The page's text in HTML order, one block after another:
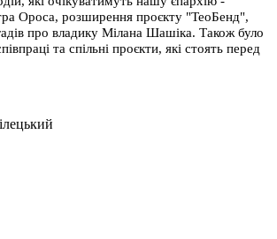
Ороса, розширення проєкту "ТеоБенд",
про владику Мілана Шашіка. Також було
та спільні проєкти, які стоять перед